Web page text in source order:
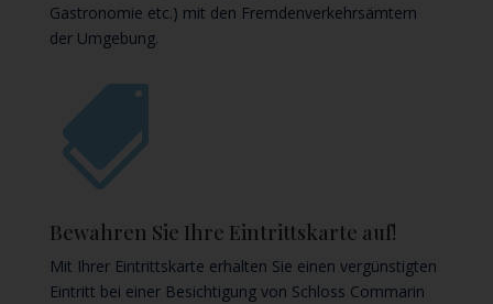
Gastronomie etc.) mit den Fremdenverkehrsämtern
der Umgebung.

Bewahren Sie Ihre Eintrittskarte auf!
Mit Ihrer Eintrittskarte erhalten Sie einen vergünstigten
Eintritt bei einer Besichtigung von Schloss Commarin